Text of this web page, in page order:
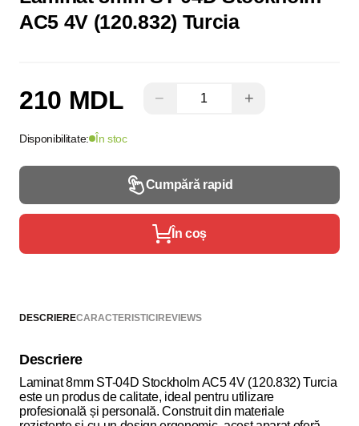
AC5 4V (120.832) Turcia
210 MDL − +
Disponibilitate: În stoc
Cumpără rapid
În coș
DESCRIERECARACTERISTICIREVIEWS
Descriere
Laminat 8mm ST-04D Stockholm AC5 4V (120.832) Turcia
este un produs de calitate, ideal pentru utilizare
profesională și personală. Construit din materiale